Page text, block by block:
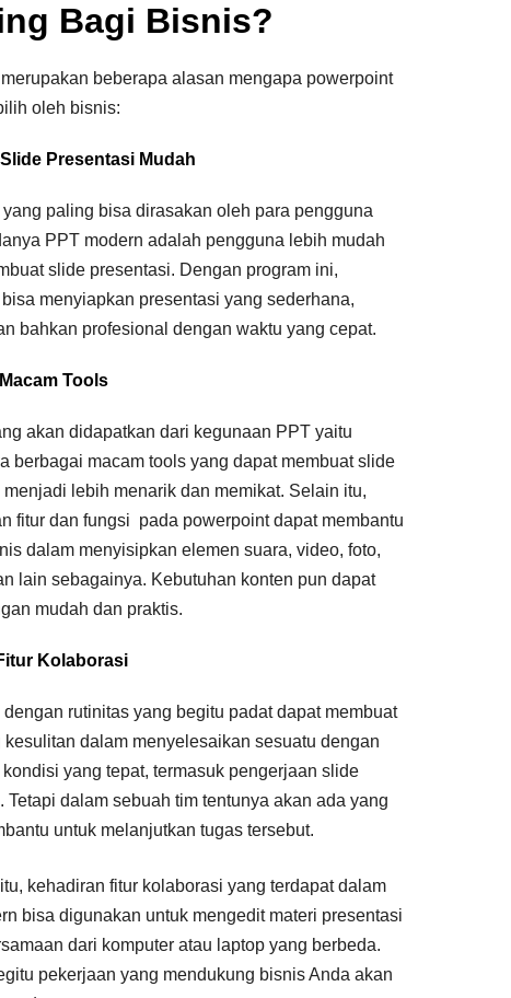
Bagi Bisnis?
beberapa alasan mengapa powerpoint
oleh bisnis:
Presentasi Mudah
paling bisa dirasakan oleh para pengguna
PPT modern adalah pengguna lebih mudah
slide presentasi. Dengan program ini,
menyiapkan presentasi yang sederhana,
bahkan profesional dengan waktu yang cepat.
Tools
akan didapatkan dari kegunaan PPT yaitu
berbagai macam tools yang dapat membuat slide
menjadi lebih menarik dan memikat. Selain itu,
fitur dan fungsi pada powerpoint dapat membantu
dalam menyisipkan elemen suara, video, foto,
lain sebagainya. Kebutuhan konten pun dapat
mudah dan praktis.
Kolaborasi
dengan rutinitas yang begitu padat dapat membuat
kesulitan dalam menyelesaikan sesuatu dengan
yang tepat, termasuk pengerjaan slide
Tetapi dalam sebuah tim tentunya akan ada yang
untuk melanjutkan tugas tersebut.
kehadiran fitur kolaborasi yang terdapat dalam
bisa digunakan untuk mengedit materi presentasi
dari komputer atau laptop yang berbeda.
pekerjaan yang mendukung bisnis Anda akan